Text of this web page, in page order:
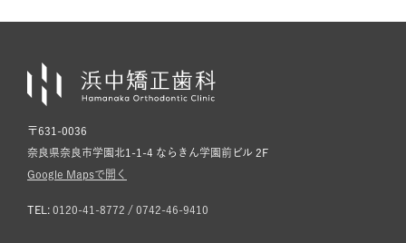
〒631-0036
奈良県奈良市学園北1-1-4 ならきん学園前ビル 2F
Google Mapsで開く
TEL: 0120-41-8772 / 0742-46-9410